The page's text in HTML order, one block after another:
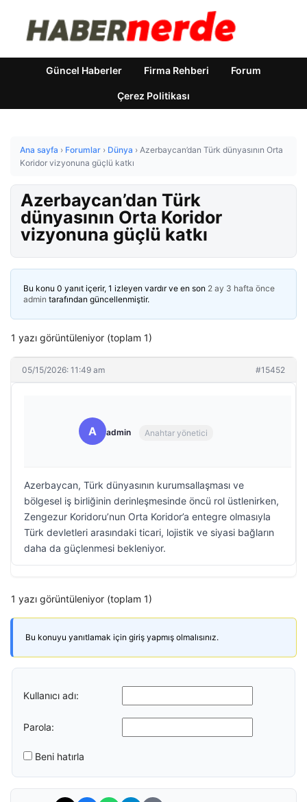
Güncel Haberler Firma Rehberi Forum
Çerez Politikası
Ana sayfa › Forumlar › Dünya › Azerbaycan’dan Türk dünyasının Orta
Koridor vizyonuna güçlü katkı
Azerbaycan’dan Türk
dünyasının Orta Koridor
vizyonuna güçlü katkı
Bu konu 0 yanıt içerir, 1 izleyen vardır ve en son 2 ay 3 hafta önce
admin tarafından güncellenmiştir.
1 yazı görüntüleniyor (toplam 1)
05/15/2026: 11:49 am #15452
A admin Anahtar yönetici
Azerbaycan, Türk dünyasının kurumsallaşması ve
bölgesel iş birliğinin derinleşmesinde öncü rol üstlenirken,
Zengezur Koridoru’nun Orta Koridor’a entegre olmasıyla
Türk devletleri arasındaki ticari, lojistik ve siyasi bağların
daha da güçlenmesi bekleniyor.
1 yazı görüntüleniyor (toplam 1)
Bu konuyu yanıtlamak için giriş yapmış olmalısınız.
Kullanıcı adı:
Parola:
Beni hatırla